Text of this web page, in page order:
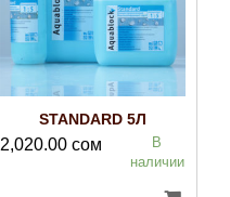
STANDARD 5Л
2,020.00 сом
В
наличии